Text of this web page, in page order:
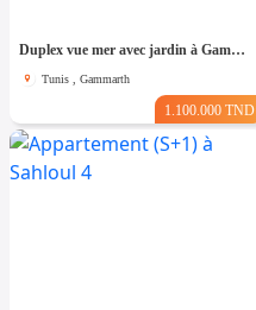
Duplex vue mer avec jardin à Gammarth
Tunis , Gammarth
1.100.000 TND